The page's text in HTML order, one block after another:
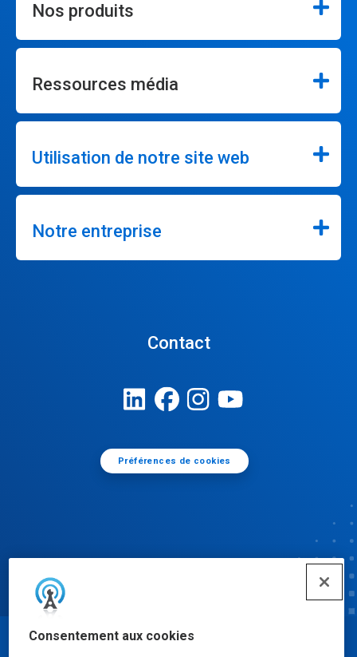
Consentement aux cookies
Nos produits
Ressources média
Utilisation de notre site web
Notre entreprise
Contact
Préférences de cookies